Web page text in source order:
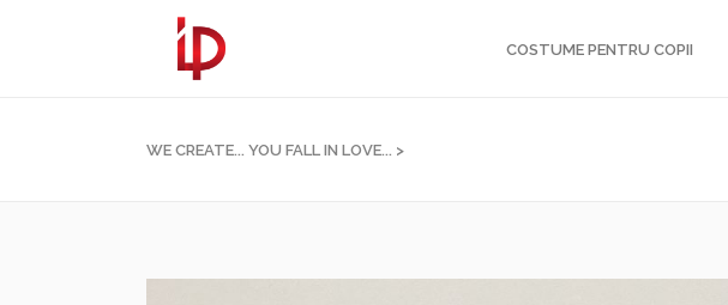
COSTUME PENTRU COPII
WE CREATE... YOU FALL IN LOVE... >